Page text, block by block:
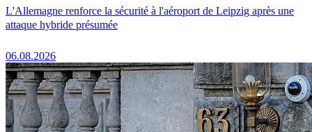
L'Allemagne renforce la sécurité à l'aéroport de Leipzig après une
attaque hybride présumée
06.08.2026